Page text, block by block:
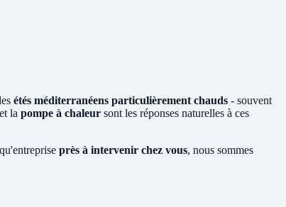
étés méditerranéens particulièrement chauds - souvent
et la pompe à chaleur sont les réponses naturelles à ces
près à intervenir chez vous, nous sommes